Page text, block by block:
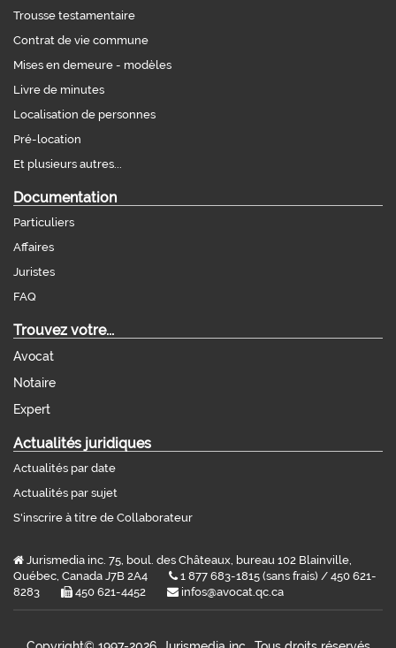
Trousse testamentaire
Contrat de vie commune
Mises en demeure - modèles
Livre de minutes
Localisation de personnes
Pré-location
Et plusieurs autres...
Documentation
Particuliers
Affaires
Juristes
FAQ
Trouvez votre...
Avocat
Notaire
Expert
Actualités juridiques
Actualités par date
Actualités par sujet
S'inscrire à titre de Collaborateur
Jurismedia inc. 75, boul. des Châteaux, bureau 102 Blainville,
Québec, Canada J7B 2A4
1 877 683-1815 (sans frais) / 450 621-
8283
450 621-4452 infos@avocat.qc.ca